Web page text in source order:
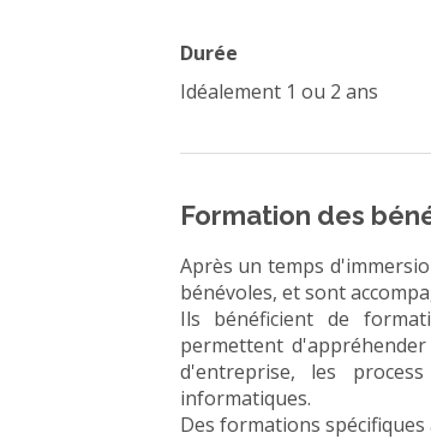
Durée
Idéalement 1 ou 2 ans
Formation des
Après un temps
bénévoles, et sont
Ils bénéficient de
permettent
d'entreprise, les
informatiques.
Des formations